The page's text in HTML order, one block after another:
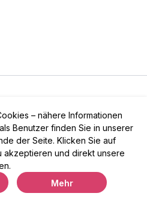
– nähere Informationen
Benutzer finden Sie in unserer
der Seite. Klicken Sie auf
akzeptieren und direkt unsere
Mehr
∙ AGB
Impressum
holen ->
by Uscreen